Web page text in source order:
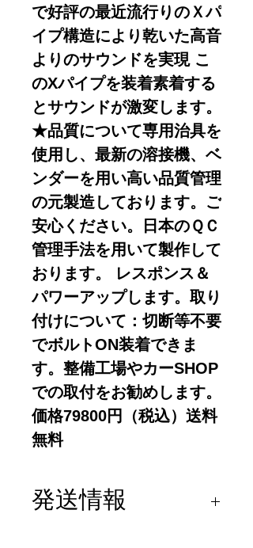
で好評の最近流行りのＸパ
イプ構造により乾いた高音
よりのサウンドを実現 こ
のXパイプを装着素着する
とサウンドが激変します。
★品質について専用治具を
使用し、最新の溶接機、ベ
ンダーを用い高い品質管理
の元製造しております。ご
安心ください。日本のＱＣ
管理手法を用いて製作して
おります。 レスポンス＆
パワーアップします。取り
付けについて：切断等不要
でボルトON装着できま
す。整備工場やカーSHOP
での取付をお勧めします。
価格79800円（税込）送料
無料
発送情報